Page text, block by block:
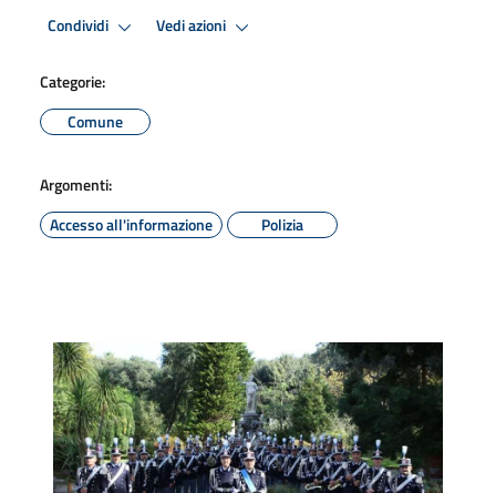
Condividi Vedi azioni
Categorie:
Comune
Argomenti:
Accesso all'informazione
Polizia